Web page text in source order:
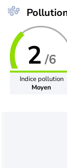
2 /6
Indice pollution
Moyen